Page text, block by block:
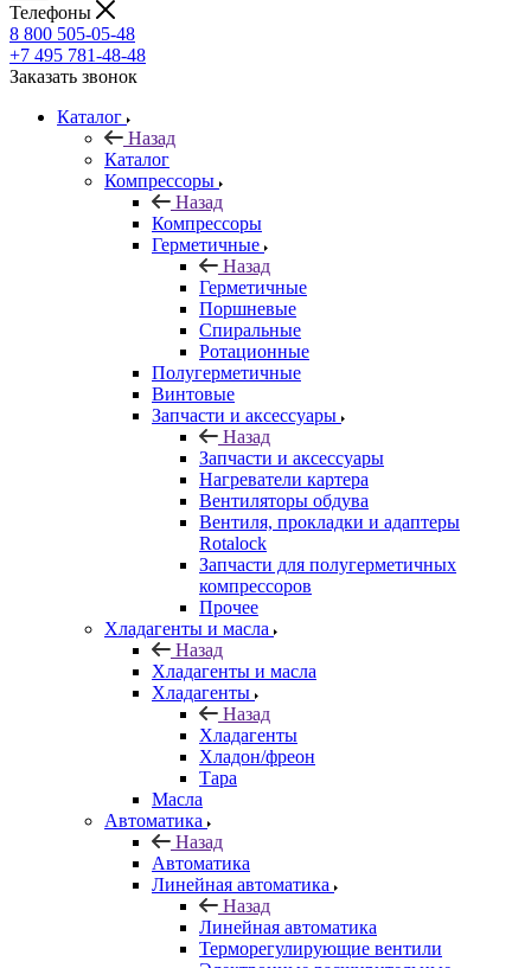
Телефоны
8 800 505-05-48
+7 495 781-48-48
Заказать звонок
Каталог
Назад
Каталог
Компрессоры
Назад
Компрессоры
Герметичные
Назад
Герметичные
Поршневые
Спиральные
Ротационные
Полугерметичные
Винтовые
Запчасти и аксессуары
Назад
Запчасти и аксессуары
Нагреватели картера
Вентиляторы обдува
Вентиля, прокладки и адаптеры
Rotalock
Запчасти для полугерметичных
компрессоров
Прочее
Хладагенты и масла
Назад
Хладагенты и масла
Хладагенты
Назад
Хладагенты
Хладон/фреон
Тара
Масла
Автоматика
Назад
Автоматика
Линейная автоматика
Назад
Линейная автоматика
Терморегулирующие вентили